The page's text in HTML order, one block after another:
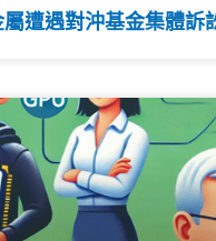
遭遇對沖基金集體訴